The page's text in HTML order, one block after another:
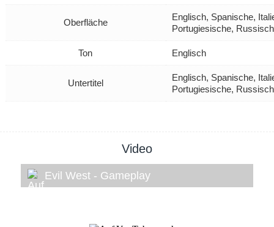
Oberfläche
Englisch, Spanische,
Portugiesische,
Ton Englisch
Untertitel
Englisch, Spanische,
Portugiesische,
Video
Evil West - Gameplay